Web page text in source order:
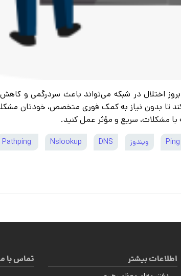
اختلال در شبکه می‌تواند باعث سردرگمی و
تا بدون نیاز به کمک فوری متخصص، خودتان
با مشکلات، سریع و مؤثر عمل کنید.
Ping ویندوز DNS
Nslookup
اطلاعات بیشتر تماس با